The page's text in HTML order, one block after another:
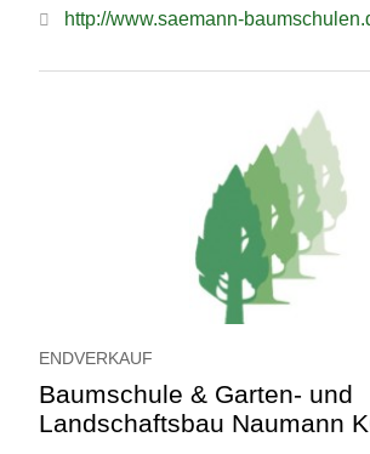
http://www.saemann-
ENDVERKAUF
Baumschule & Garten- und
Landschaftsbau Naumann